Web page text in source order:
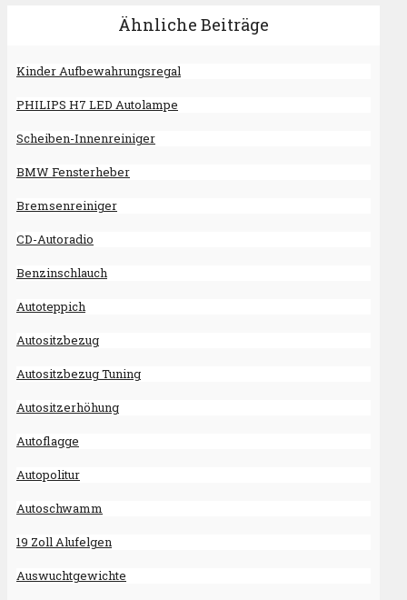
Ähnliche Beiträge
Kinder Aufbewahrungsregal
PHILIPS H7 LED Autolampe
Scheiben-Innenreiniger
BMW Fensterheber
Bremsenreiniger
CD-Autoradio
Benzinschlauch
Autoteppich
Autositzbezug
Autositzbezug Tuning
Autositzerhöhung
Autoflagge
Autopolitur
Autoschwamm
19 Zoll Alufelgen
Auswuchtgewichte